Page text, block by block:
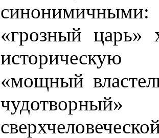
«грозный царь»
историческую
«мощный
чудотворный»